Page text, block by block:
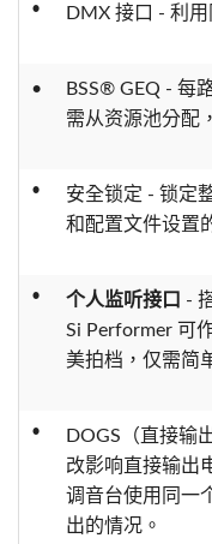
• DMX 接口 - 利
•
BSS® GEQ - 每
需从资源池分配
•
安全锁定 - 锁定
和配置文件设置
• 个人监听接口 -
Si Performer 可
美拍档，仅需简
•
DOGS（直接输
改影响直接输出
调音台使用同一
出的情况。